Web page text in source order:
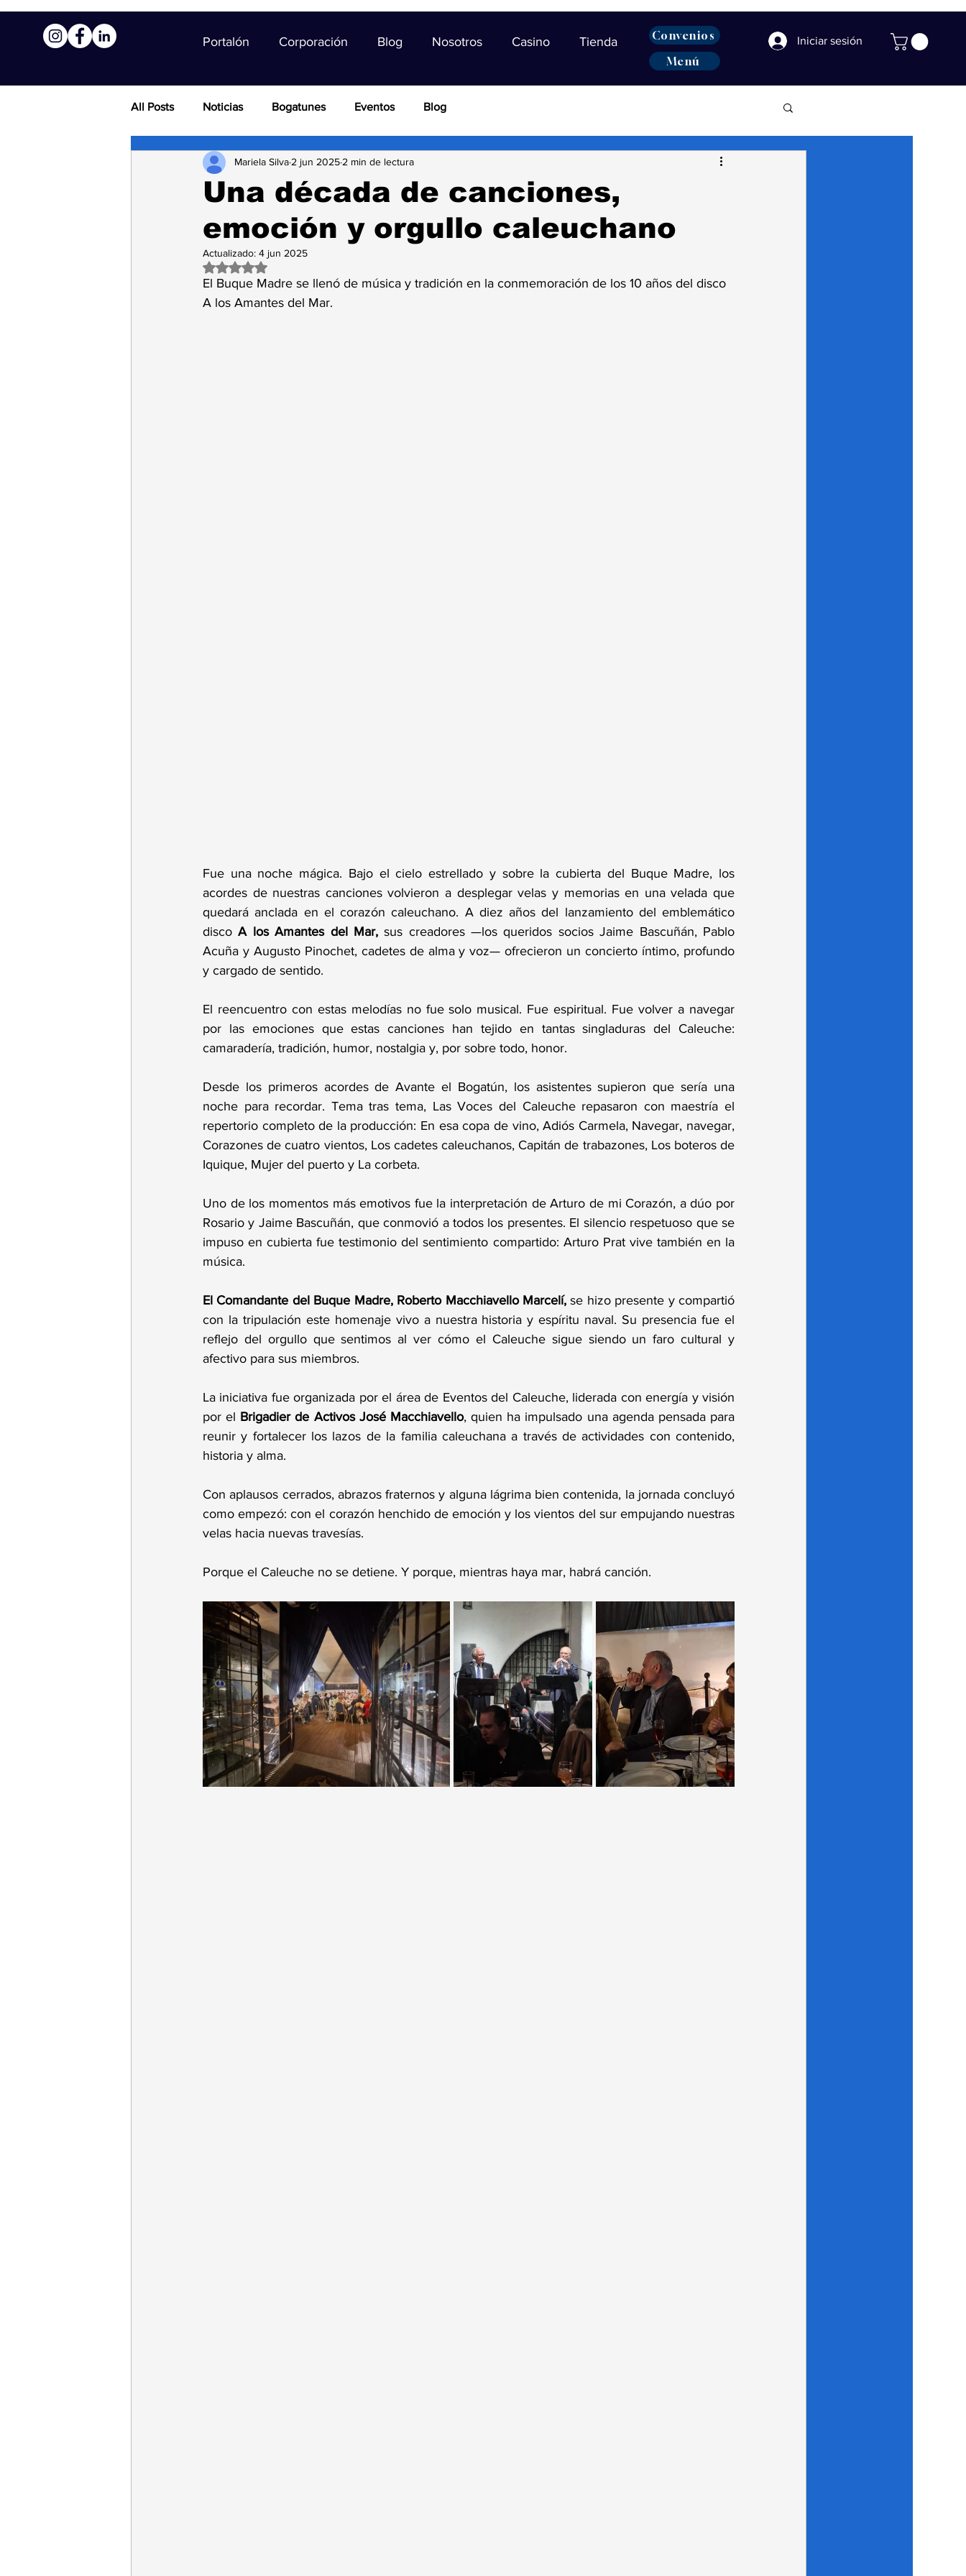
Portalón Corporación Blog Nosotros Casino Tienda
Convenios
Menú
Iniciar sesión
All Posts Noticias Bogatunes Eventos Blog
Una década de canciones,
emoción y orgullo caleuchano
Mariela Silva 2 jun 2025 2 min de lectura
Actualizado: 4 jun 2025
Obtuvo NaN de 5 estrellas.
El Buque Madre se llenó de música y tradición en la conmemoración de los 10 años del disco
A los Amantes del Mar.
Fue una noche mágica. Bajo el cielo estrellado y sobre la cubierta del Buque Madre, los
acordes de nuestras canciones volvieron a desplegar velas y memorias en una velada que
quedará anclada en el corazón caleuchano. A diez años del lanzamiento del emblemático
disco A los Amantes del Mar, sus creadores —los queridos socios Jaime Bascuñán, Pablo
Acuña y Augusto Pinochet, cadetes de alma y voz— ofrecieron un concierto íntimo, profundo
y cargado de sentido.
El reencuentro con estas melodías no fue solo musical. Fue espiritual. Fue volver a navegar
por las emociones que estas canciones han tejido en tantas singladuras del Caleuche:
camaradería, tradición, humor, nostalgia y, por sobre todo, honor.
Desde los primeros acordes de Avante el Bogatún, los asistentes supieron que sería una
noche para recordar. Tema tras tema, Las Voces del Caleuche repasaron con maestría el
repertorio completo de la producción: En esa copa de vino, Adiós Carmela, Navegar, navegar,
Corazones de cuatro vientos, Los cadetes caleuchanos, Capitán de trabazones, Los boteros de
Iquique, Mujer del puerto y La corbeta.
Uno de los momentos más emotivos fue la interpretación de Arturo de mi Corazón, a dúo por
Rosario y Jaime Bascuñán, que conmovió a todos los presentes. El silencio respetuoso que se
impuso en cubierta fue testimonio del sentimiento compartido: Arturo Prat vive también en la
música.
El Comandante del Buque Madre, Roberto Macchiavello Marcelí, se hizo presente y compartió
con la tripulación este homenaje vivo a nuestra historia y espíritu naval. Su presencia fue el
reflejo del orgullo que sentimos al ver cómo el Caleuche sigue siendo un faro cultural y
afectivo para sus miembros.
La iniciativa fue organizada por el área de Eventos del Caleuche, liderada con energía y visión
por el Brigadier de Activos José Macchiavello, quien ha impulsado una agenda pensada para
reunir y fortalecer los lazos de la familia caleuchana a través de actividades con contenido,
historia y alma.
Con aplausos cerrados, abrazos fraternos y alguna lágrima bien contenida, la jornada concluyó
como empezó: con el corazón henchido de emoción y los vientos del sur empujando nuestras
velas hacia nuevas travesías.
Porque el Caleuche no se detiene. Y porque, mientras haya mar, habrá canción.